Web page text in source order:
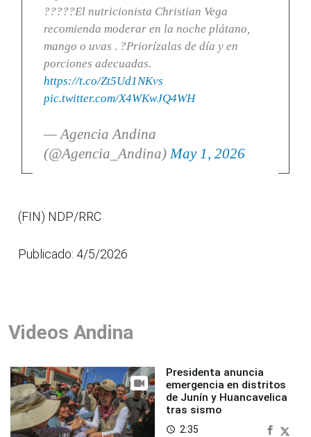
?????El nutricionista Christian Vega
recomienda moderar en la noche plátano,
mango o uvas . ?Priorízalas de día y en
porciones adecuadas.
https://t.co/Zt5Ud1NKvs
pic.twitter.com/X4WKwJQ4WH
— Agencia Andina
(@Agencia_Andina) May 1, 2026
(FIN) NDP/RRC
Publicado: 4/5/2026
Videos Andina
Presidenta anuncia
emergencia en distritos
de Junín y Huancavelica
tras sismo
access_time 2:35